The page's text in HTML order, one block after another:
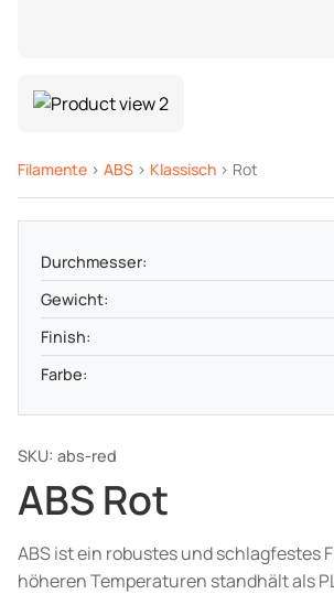
Filamente > ABS > Klassisch > Rot
SKU: abs-red
ABS Rot
ABS ist ein robustes und schlagfestes
höheren Temperaturen standhält als
Durchmesser:
Gewicht:
Finish:
Farbe: